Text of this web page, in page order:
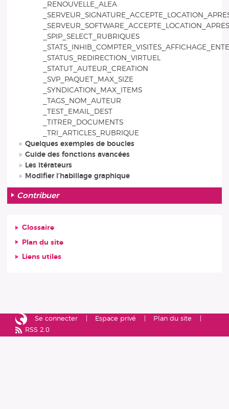
_RENOUVELLE_ALEA
_SPIP_SELECT_RUBRIQUES
_STATUS_REDIRECTION_VIRTUEL
_STATUT_AUTEUR_CREATION
_SVP_PAQUET_MAX_SIZE
_SYNDICATION_MAX_ITEMS
_TAGS_NOM_AUTEUR
_TEST_EMAIL_DEST
_TITRER_DOCUMENTS
_TRI_ARTICLES_RUBRIQUE
Quelques exemples de boucles
Guide des fonctions avancées
Les itérateurs
Modifier l’habillage graphique
Contribuer
Glossaire
Plan du site
Liens utiles
Se connecter Espace privé
Plan du site
RSS 2.0